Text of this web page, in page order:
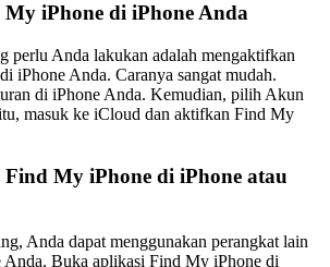
iPhone di iPhone Anda
perlu Anda lakukan adalah mengaktifkan
iPhone Anda. Caranya sangat mudah.
di iPhone Anda. Kemudian, pilih Akun
masuk ke iCloud dan aktifkan Find My
My iPhone di iPhone atau
Anda dapat menggunakan perangkat lain
Anda. Buka aplikasi Find My iPhone di